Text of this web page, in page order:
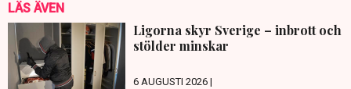
LÄS ÄVEN
Ligorna skyr Sverige – inbrott och
stölder minskar
6 AUGUSTI 2026 |